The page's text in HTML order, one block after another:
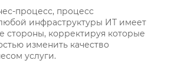
процесс, процесс
инфраструктуры ИТ имеет
стороны, корректируя которые
изменить качество
услуги.